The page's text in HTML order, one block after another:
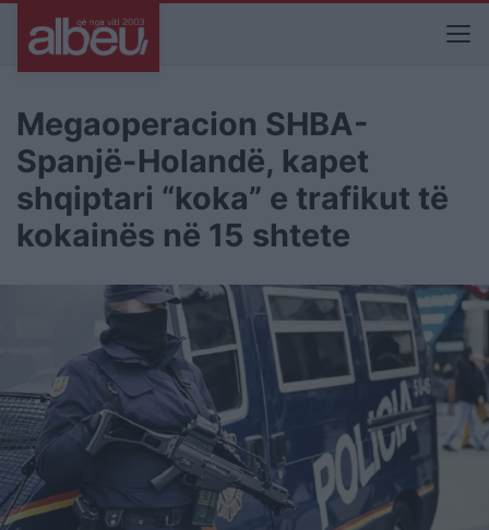
Megaoperacion SHBA-
Spanjë-Holandë, kapet
shqiptari “koka” e trafikut të
kokainës në 15 shtete